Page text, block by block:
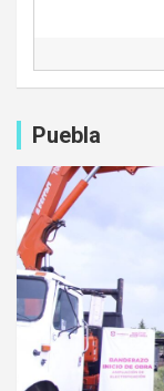
Puebla